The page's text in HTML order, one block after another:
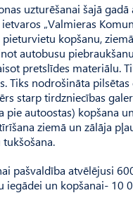
uzturēšanai šajā
„Valmieras
kopšanu,
autobusu
pretslīdes materiālu.
Tiks nodrošināta pilsētas
starp tirdzniecības
pie autoostas) kopšana
ziemā un zālāja
pašvaldība atvēlējusi
iegādei un kopšanai- 10